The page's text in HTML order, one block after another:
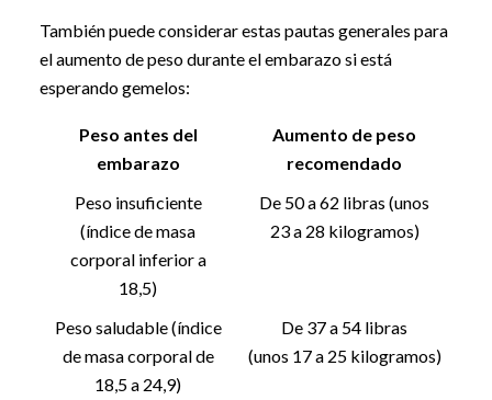
También puede considerar estas pautas generales para
el aumento de peso durante el embarazo si está
esperando gemelos:
Peso antes del
embarazo
Aumento de peso
recomendado
Peso insuficiente
(índice de masa
corporal inferior a
18,5)
De 50 a 62 libras (unos
23 a 28 kilogramos)
Peso saludable (índice
de masa corporal de
18,5 a 24,9)
De 37 a 54 libras
(unos 17 a 25 kilogramos)